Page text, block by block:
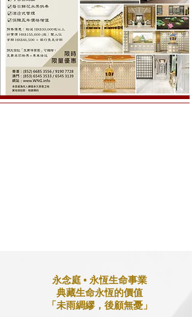
永念庭 • 永恆生命事業
典藏生命永恆的價值
「未雨綢繆，後顧無憂」